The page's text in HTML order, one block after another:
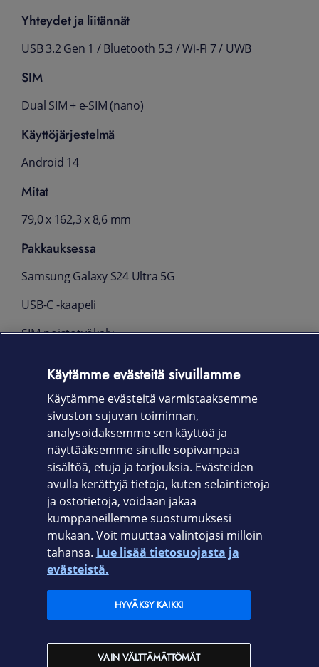
Yhteydet ja liitännät
USB 3.2 Gen 1 / Bluetooth 5.3 / Wi-Fi 7 / UWB
SIM
Dual SIM + e-SIM (nano)
Käyttöjärjestelmä
Android 14
Mitat
79,0 x 162,3 x 8,6 mm
Pakkauksessa
Samsung Galaxy S24 Ultra 5G
USB-C -kaapeli
SIM-poistotyökalu
Takuu
24 kk
Elisa.fi
Elisa Oyj
Käytämme evästeitä sivuillamme
Käytämme evästeitä varmistaaksemme
sivuston sujuvan toiminnan,
analysoidaksemme sen käyttöä ja
näyttääksemme sinulle sopivampaa
sisältöä, etuja ja tarjouksia. Evästeiden
avulla kerättyjä tietoja, kuten selaintietoja
ja ostotietoja, voidaan jakaa
kumppaneillemme suostumuksesi
mukaan. Voit muuttaa valintojasi milloin
tahansa. Lue lisää tietosuojasta ja
evästeistä.
VAIN VÄLTTÄMÄTTÖMÄT
HYVÄKSY KAIKKI